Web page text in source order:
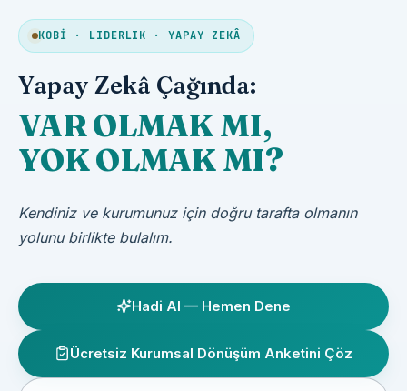
KOBİ · LIDERLIK · YAPAY ZEKÂ
Yapay Zekâ Çağında:
VAR OLMAK MI,
YOK OLMAK MI?
Kendiniz ve kurumunuz için doğru tarafta olmanın
yolunu birlikte bulalım.
Hadi AI — Hemen Dene
Ücretsiz Kurumsal Dönüşüm Anketini Çöz